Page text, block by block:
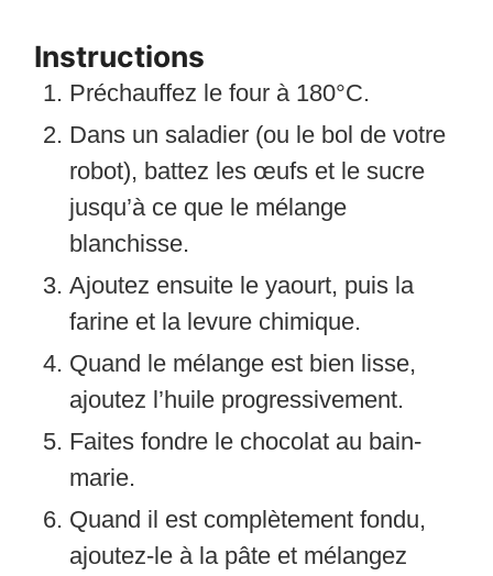
Instructions
Préchauffez le four à 180°C.
Dans un saladier (ou le bol de votre
robot), battez les œufs et le sucre
jusqu’à ce que le mélange
blanchisse.
Ajoutez ensuite le yaourt, puis la
farine et la levure chimique.
Quand le mélange est bien lisse,
ajoutez l’huile progressivement.
Faites fondre le chocolat au bain-
marie.
Quand il est complètement fondu,
ajoutez-le à la pâte et mélangez